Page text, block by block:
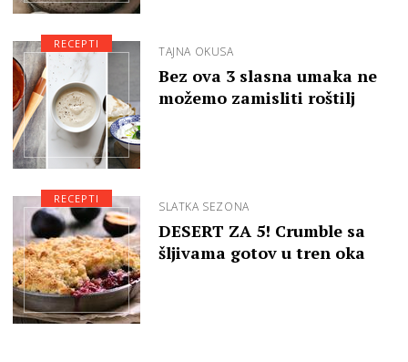
TAJNA OKUSA
Bez ova 3 slasna umaka ne
možemo zamisliti roštilj
RECEPTI
SLATKA SEZONA
DESERT ZA 5! Crumble sa
šljivama gotov u tren oka
RECEPTI